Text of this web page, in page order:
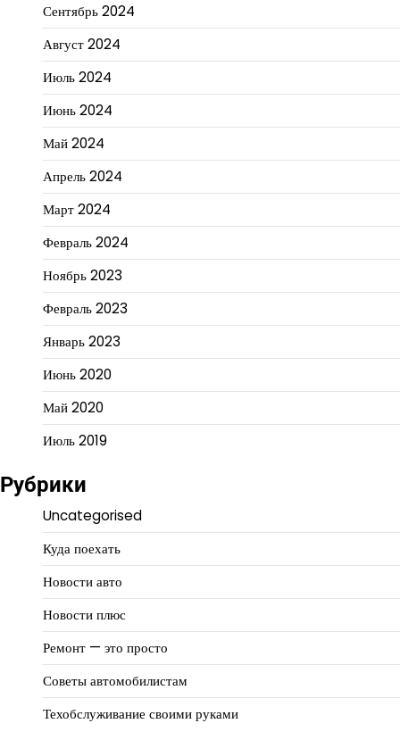
Сентябрь 2024
Август 2024
Июль 2024
Июнь 2024
Май 2024
Апрель 2024
Март 2024
Февраль 2024
Ноябрь 2023
Февраль 2023
Январь 2023
Июнь 2020
Май 2020
Июль 2019
Рубрики
Uncategorised
Куда поехать
Новости авто
Новости плюс
Ремонт — это просто
Советы автомобилистам
Техобслуживание своими руками